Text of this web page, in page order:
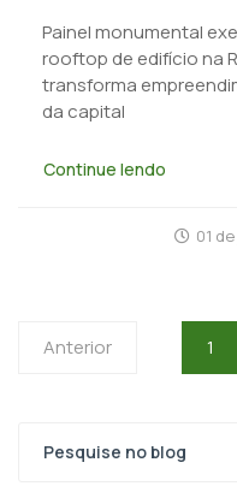
Painel monumental
rooftop de edifício na
transforma
da capital
Continue lendo
01
Anterior 1